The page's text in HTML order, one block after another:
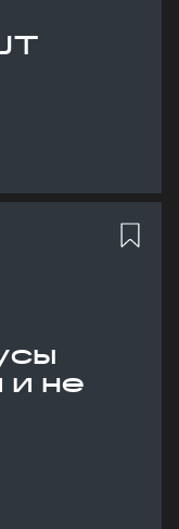
и не